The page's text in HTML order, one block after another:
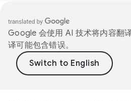
Google 会使用 AI 技术将内容翻
译可能包含错误。